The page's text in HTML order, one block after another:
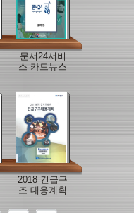
문서24서비
스 카드뉴스
2018 긴급구
조 대응계획